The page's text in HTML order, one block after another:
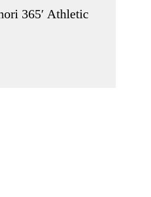
365′ Athletic